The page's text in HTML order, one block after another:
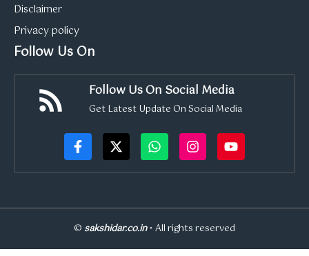
Disclaimer
Privacy policy
Follow Us On
Follow Us On Social Media
Get Latest Update On Social Media
© sakshidar.co.in• All rights reserved